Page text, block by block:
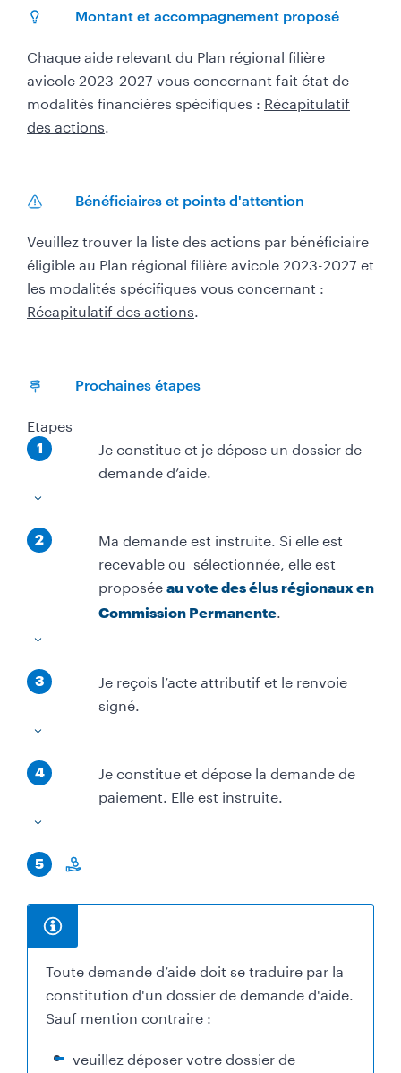
Montant et accompagnement proposé
Chaque aide relevant du Plan régional filière
avicole 2023-2027 vous concernant fait état de
modalités financières spécifiques : Récapitulatif
des actions
Bénéficiaires et points d'attention
Veuillez trouver la liste des actions par bénéficiaire
éligible au Plan régional filière avicole 2023-2027 et
les modalités spécifiques vous concernant :
Récapitulatif des actions
Prochaines étapes
Etapes
É
e
1
Je constitue et je dépose un dossier de
demande d’aide.
É 2
Ma demande est instruite. Si elle est
recevable ou sélectionnée, elle est
proposée au vote des élus régionaux en
Commission Permanente
É
e
3
Je reçois l’acte attributif et le renvoie
signé.
É
e
4
Je constitue et dépose la demande de
paiement. Elle est instruite.
É
a
5
o
n
y
I
n
f
Toute demande d’aide doit se traduire par la
constitution d'un dossier de demande d'aide.
Sauf mention contraire :
veuillez déposer votre dossier de